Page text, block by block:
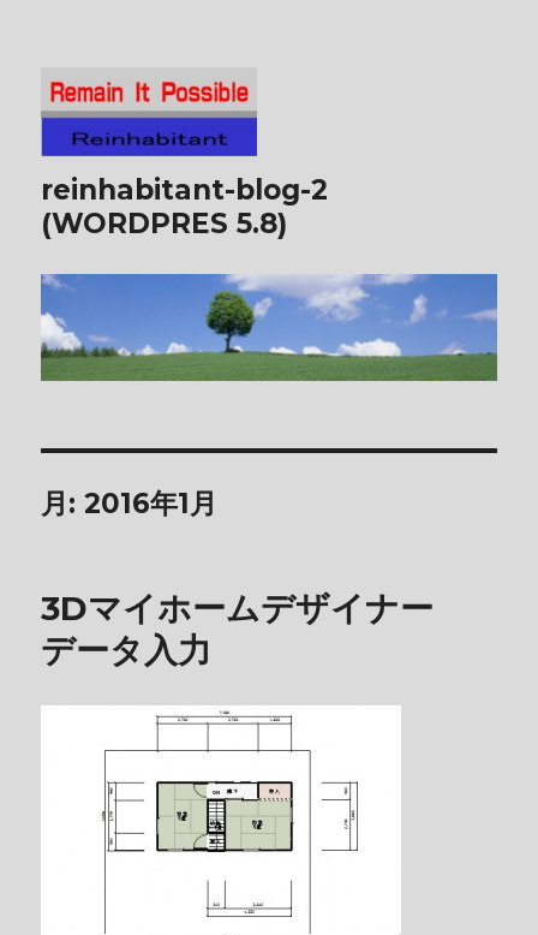
reinhabitant-blog-2
(WORDPRES 5.8)
月:2016年1月
3Dマイホームデザイナー
データ入力